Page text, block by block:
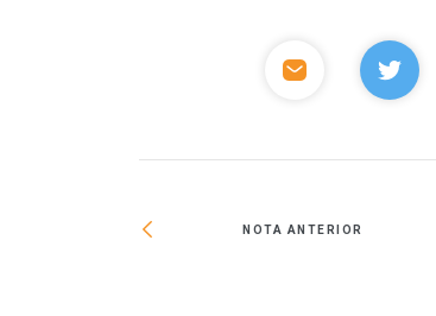
NOTA ANTERIOR